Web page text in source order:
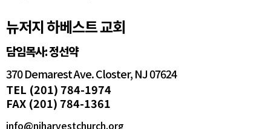
뉴저지 하베스트 교회
담임목사: 정선약
370 Demarest Ave. Closter, NJ 07624
TEL (201) 784-1974
FAX (201) 784-1361
info@njharvestchurch.org